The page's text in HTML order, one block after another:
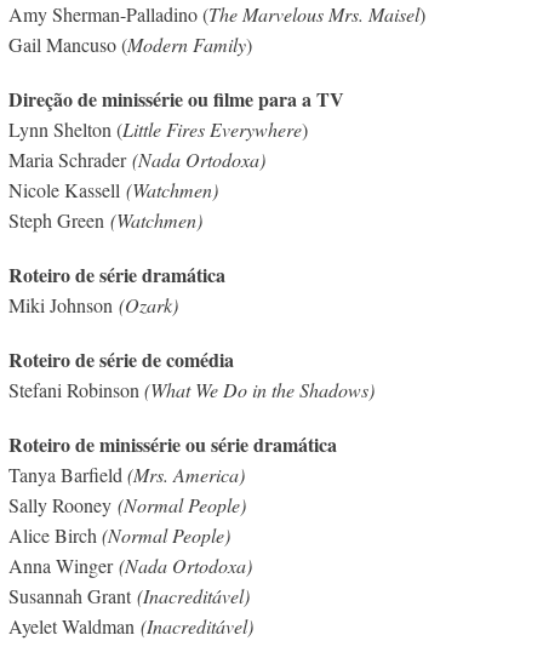
Amy Sherman-Palladino (The Marvelous Mrs. Maisel)
Gail Mancuso (Modern Family)
Direção de minissérie ou filme para a TV
Lynn Shelton (Little Fires Everywhere)
Maria Schrader(Nada Ortodoxa)
Nicole Kassell (Watchmen)
Steph Green (Watchmen)
Roteiro de série dramática
Miki Johnson (Ozark)
Roteiro de série de comédia
Stefani Robinson(What We Do in the Shadows)
Roteiro de minissérie ou série dramática
Tanya Barfield(Mrs. America)
Sally Rooney (Normal People)
Alice Birch(Normal People)
Anna Winger(Nada Ortodoxa)
Susannah Grant (Inacreditável)
Ayelet Waldman (Inacreditável)